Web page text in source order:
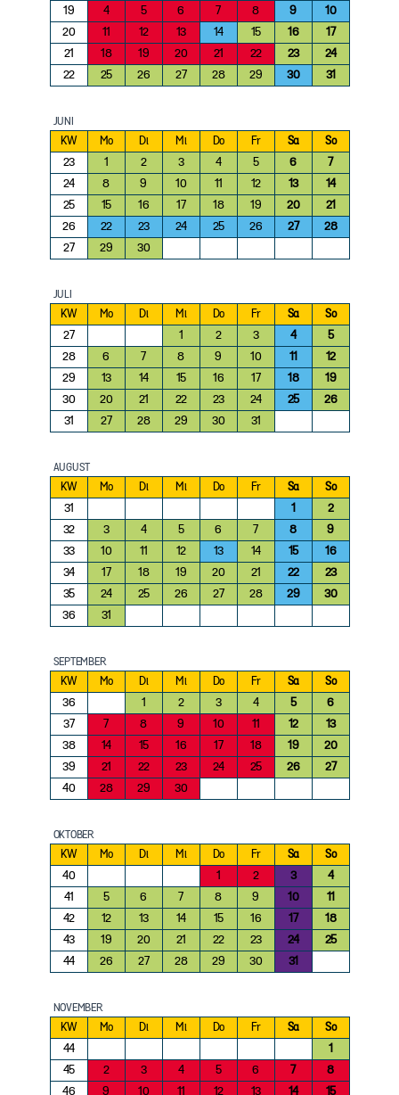
19
4 5 6 7 8 9
10
20
11 12 13 14 15 16
17
21
18 19 20 21 22 23
24
22
25 26 27 28 29 30 31
JUNI
KW Mo Di Mi Do Fr Sa
So
23
1 2 3 4 5 6
7
24
8 9 10 11 12 13
14
25
15 16 17 18 19 20
21
26
22 23 24 25 26 27
28
27
29 30
JULI
KW Mo Di Mi Do Fr Sa
So
27
1 2 3 4
5
28
6 7 8 9 10 11
12
29
13 14 15 16 17 18
19
30
20 21 22 23 24 25
26
31
27 28 29 30 31
AUGUST
KW Mo Di Mi Do Fr Sa
So
31
1
2
32
3 4 5 6 7 8
9
33
10 11 12 13 14 15
16
34
17 18 19 20 21 22
23
35
24 25 26 27 28 29
30
36
31
SEPTEMBER
KW Mo Di Mi Do Fr Sa
So
36
1 2 3 4 5
6
37
7 8 9 10 11 12
13
38
14 15 16 17 18 19
20
39
21 22 23 24 25 26
27
40
28 29 30
OKTOBER
KW Mo Di Mi Do Fr Sa
So
40
1 2 3
4
41
5 6 7 8 9 10
11
42
12 13 14 15 16 17
18
43
19 20 21 22 23 24
25
44
26 27 28 29 30 31
NOVEMBER
KW Mo Di Mi Do Fr Sa
So
44
1
45
2 3 4 5 6 7
8
46
9 10 11 12 13 14 15